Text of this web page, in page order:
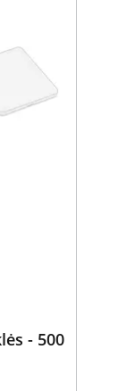
- 500